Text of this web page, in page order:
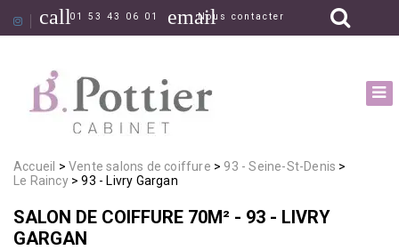
call01 53 43 06 01 emailNous contacter
Accueil Vente salons de coiffure
93 - Seine-St-Denis
Le Raincy
93 - Livry Gargan
SALON DE COIFFURE 70M² - 93 - LIVRY
GARGAN